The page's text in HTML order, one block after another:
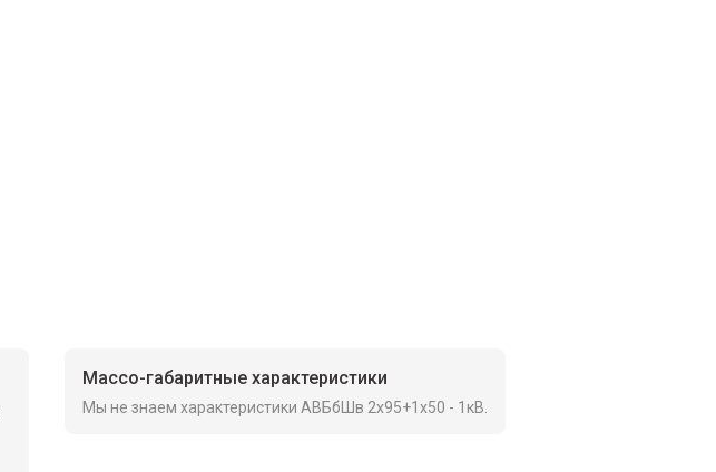
Массо-габаритные характеристики
Мы не знаем характеристики АВБбШв 2х95+1х50 - 1кВ.